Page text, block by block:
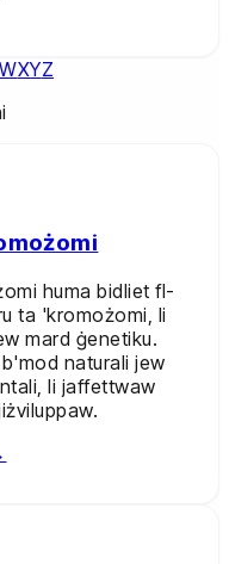
WXYZ
huma bidliet fl-
ta 'kromożomi, li
mard ġenetiku.
naturali jew
li jaffettwaw